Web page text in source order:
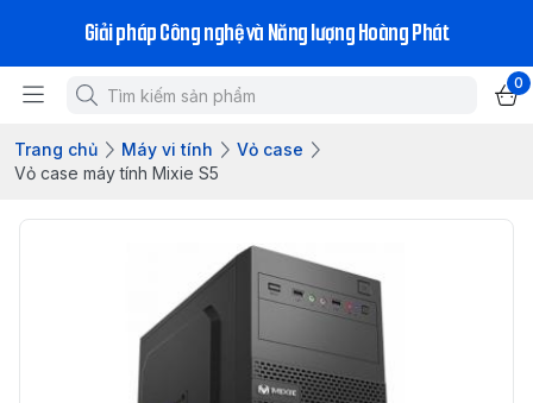
Giải pháp Công nghệ và Năng lượng Hoàng Phát
0
Trang chủ Máy vi tính
Vỏ case
Vỏ case máy tính Mixie S5